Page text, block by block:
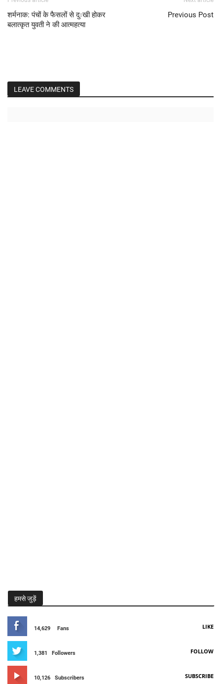
शर्मनाक: पंचों के फैसलों से दुःखी होकर
बलात्कृत युवती ने की आत्महत्या
Previous Post
LEAVE COMMENTS
हमसे जुड़ें
14,629 Fans LIKE
1,381 Followers FOLLOW
10,126 Subscribers SUBSCRIBE